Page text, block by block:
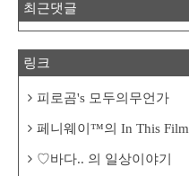
최근댓글
링크
피로곰's 모두의무언가
페니웨이™의 In This Film
♡바다.. 의 일상이야기